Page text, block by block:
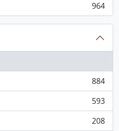
964
884
593
208